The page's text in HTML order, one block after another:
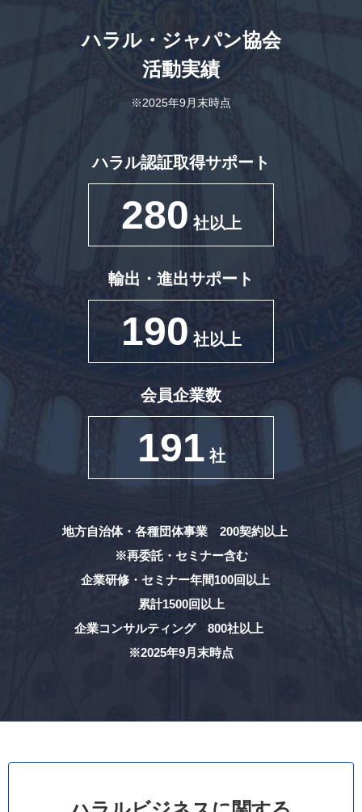
ハラル・ジャパン協会
活動実績
※2025年9月末時点
ハラル認証取得サポート
280 社以上
輸出・進出サポート
190 社以上
会員企業数
191 社
地方自治体・各種団体事業 200契約以上
※再委託・セミナー含む
企業研修・セミナー年間100回以上
累計1500回以上
企業コンサルティング 800社以上
※2025年9月末時点